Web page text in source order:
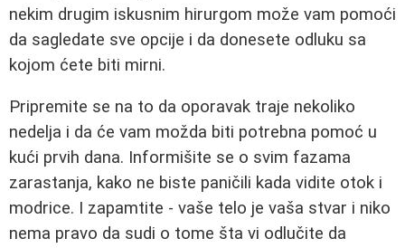
nekim drugim iskusnim hirurgom može vam pomoći
da sagledate sve opcije i da donesete odluku sa
kojom ćete biti mirni.
Pripremite se na to da oporavak traje nekoliko
nedelja i da će vam možda biti potrebna pomoć u
kući prvih dana. Informišite se o svim fazama
zarastanja, kako ne biste paničili kada vidite otok i
modrice. I zapamtite - vaše telo je vaša stvar i niko
nema pravo da sudi o tome šta vi odlučite da